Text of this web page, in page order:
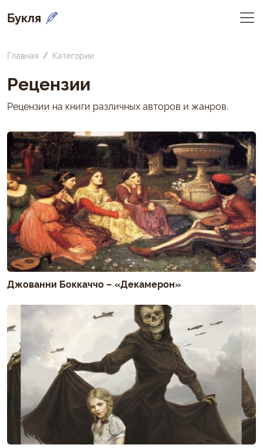
Букля
Главная Категории
Рецензии
Рецензии на книги различных авторов и жанров.
Джованни Боккаччо – «Декамерон»